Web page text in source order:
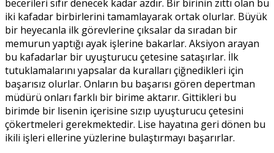
becerileri sıfır denecek kadar azdır. Bir birinin zıttı olan bu
iki kafadar birbirlerini tamamlayarak ortak olurlar. Büyük
bir heyecanla ilk görevlerine çıksalar da sıradan bir
memurun yaptığı ayak işlerine bakarlar. Aksiyon arayan
bu kafadarlar bir uyuşturucu çetesine sataşırlar. İlk
tutuklamalarını yapsalar da kuralları çiğnedikleri için
başarısız olurlar. Onların bu başarısı gören depertman
müdürü onları farklı bir birime aktarır. Gittikleri bu
birimde bir lisenin içerisine sızıp uyuşturucu çetesini
çökertmeleri gerekmektedir. Lise hayatına geri dönen bu
ikili işleri ellerine yüzlerine bulaştırmayı başarırlar.